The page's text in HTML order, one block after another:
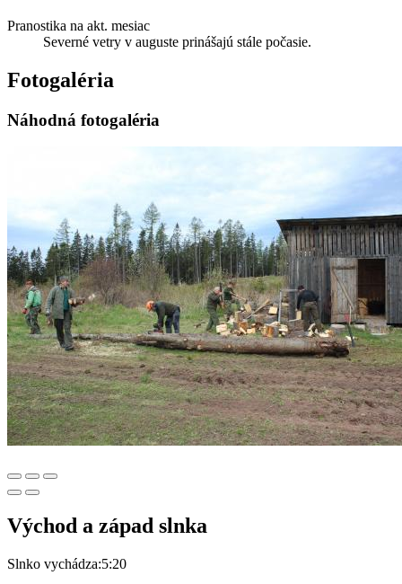
Pranostika na akt. mesiac
Severné vetry v auguste prinášajú stále počasie.
Fotogaléria
Náhodná fotogaléria
Východ a západ slnka
Slnko vychádza:5:20